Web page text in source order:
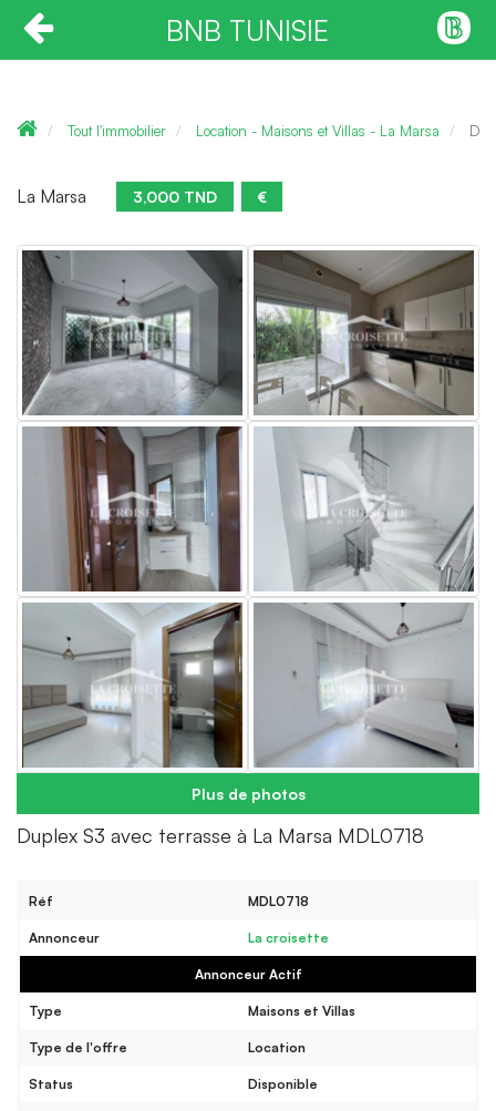
BNB TUNISIE
Tout l'immobilier Location - Maisons et Villas - La Marsa
La Marsa 3,000 TND €
Plus de photos
Duplex S3 avec terrasse à La Marsa MDL0718
Réf MDL0718
Annonceur La croisette
Annonceur Actif
Type Maisons et Villas
Type de l'offre Location
Status Disponible